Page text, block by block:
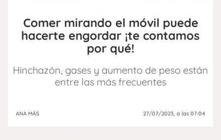
Comer mirando el móvil puede
hacerte engordar ¡te contamos
por qué!
Hinchazón, gases y aumento de peso están
entre las más frecuentes
ANA MÁS 27/07/2023, a las 07:04